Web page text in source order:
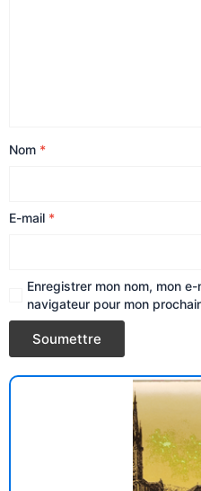
Nom *
E-mail *
Enregistrer mon nom, mon
navigateur pour mon